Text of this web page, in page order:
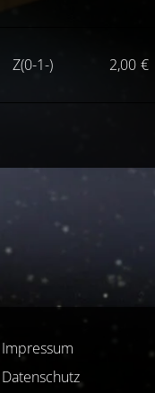
Z(0-1-) 2,00 €
Impressum
Datenschutz